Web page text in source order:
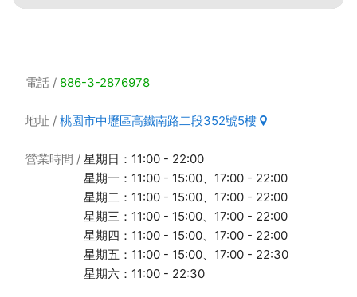
電話 886-3-2876978
地址 桃園市中壢區高鐵南路二段352號5樓
營業時間
星期日：11:00 - 22:00
星期一：11:00 - 15:00、17:00 - 22:00
星期二：11:00 - 15:00、17:00 - 22:00
星期三：11:00 - 15:00、17:00 - 22:00
星期四：11:00 - 15:00、17:00 - 22:00
星期五：11:00 - 15:00、17:00 - 22:30
星期六：11:00 - 22:30